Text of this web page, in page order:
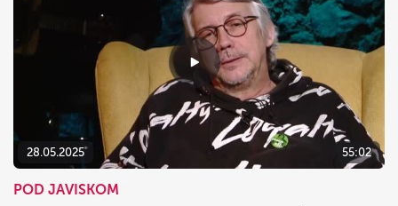
28.05.2025 55:02
POD JAVISKOM